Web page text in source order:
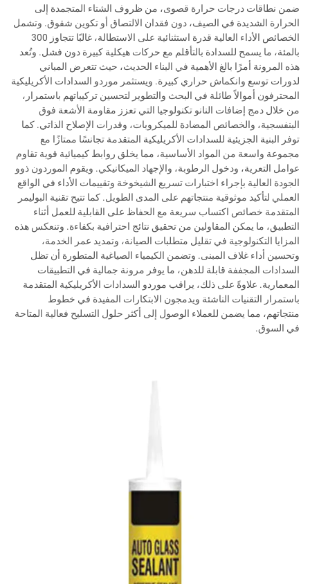
ضمن نطاقات درجات حرارة قصوى، من ظروف الشتاء المتجمدة إلى
الحرارة الشديدة في الصيف، دون فقدان الالتصاق أو تكوين شقوق. وتشمل
الخصائص الأداء العالية قدرة استثنائية على الاستطالة، غالبًا تتجاوز 300
بالمئة، ما يسمح للسدادة بالتأقلم مع حركات هيكلية كبيرة دون فشل. وتُعد
هذه المرونة أمرًا بالغ الأهمية في البناء الحديث، حيث تتعرض المباني
لدورات توسع وانكماش حراري كبيرة. ويستثمر موردو السدادات الأكريليكية
المحترفون أموالاً طائلة في البحث والتطوير لتحسين تركيباتهم باستمرار،
من خلال دمج إضافات النانو تكنولوجيا التي تعزز مقاومة الأشعة فوق
البنفسجية، والخصائص المضادة للميكروبات، وقدرات الإصلاح الذاتي. كما
توفر البنية الجزيئية للسدادات الأكريليكية المتقدمة تجانسًا ممتازًا مع
مجموعة واسعة من المواد الأساسية، مما يخلق روابط كيميائية قوية تقاوم
عوامل التعرية، ودخول الرطوبة، والإجهاد الميكانيكي. ويقوم الموردون ذوو
الجودة العالية بإجراء اختبارات تسريع الشيخوخة وتقييمات الأداء في الواقع
العملي لتأكيد موثوقية منتجاتهم على المدى الطويل. كما تتيح تقنية البوليمر
المتقدمة خصائص اكتساب سريعة مع الحفاظ على القابلية للعمل أثناء
التطبيق، ما يمكن المقاولين من تحقيق نتائج احترافية بكفاءة. وتنعكس هذه
المزايا التكنولوجية في تقليل متطلبات الصيانة، وتمديد عمر الخدمة،
وتحسين أداء غلاف المبنى. وتضمن الكيمياء الصياغية المتطورة أن تظل
السدادات المجففة قابلة للدهن، ما يوفر مرونة جمالية في التطبيقات
المعمارية. علاوةً على ذلك، يراقب موردو السدادات الأكريليكية المتقدمة
باستمرار التقنيات الناشئة ويدمجون الابتكارات المفيدة في خطوط
منتجاتهم، مما يضمن للعملاء الوصول إلى أكثر حلول التسليح فعالية المتاحة
في السوق.